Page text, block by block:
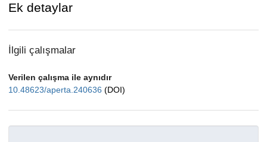
Ek detaylar
İlgili çalışmalar
Verilen çalışma ile aynıdır
10.48623/aperta.240636 (DOI)